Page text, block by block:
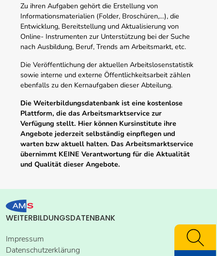
Zu ihren Aufgaben gehört die Erstellung von
Informationsmaterialien (Folder, Broschüren,…), die
Entwicklung, Bereitstellung und Aktualisierung von
Online- Instrumenten zur Unterstützung bei der Suche
nach Ausbildung, Beruf, Trends am Arbeitsmarkt, etc.
Die Veröffentlichung der aktuellen Arbeitslosenstatistik
sowie interne und externe Öffentlichkeitsarbeit zählen
ebenfalls zu den Kernaufgaben dieser Abteilung.
Die Weiterbildungsdatenbank ist eine kostenlose
Plattform, die das Arbeitsmarktservice zur
Verfügung stellt. Hier können Kursinstitute ihre
Angebote jederzeit selbständig einpflegen und
warten bzw aktuell halten. Das Arbeitsmarktservice
übernimmt KEINE Verantwortung für die Aktualität
und Qualität dieser Angebote.
WEITERBILDUNGSDATENBANK
Impressum
Datenschutzerklärung